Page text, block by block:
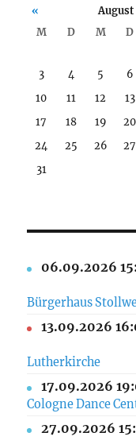
« August
M
D M D
3
4 5 6
10
11 12 13
17
18 19 20
24
25 26 27
31
06.09.2026
Bürgerhaus
13.09.2026
Lutherkirche
17.09.2026
Cologne Dance
27.09.2026